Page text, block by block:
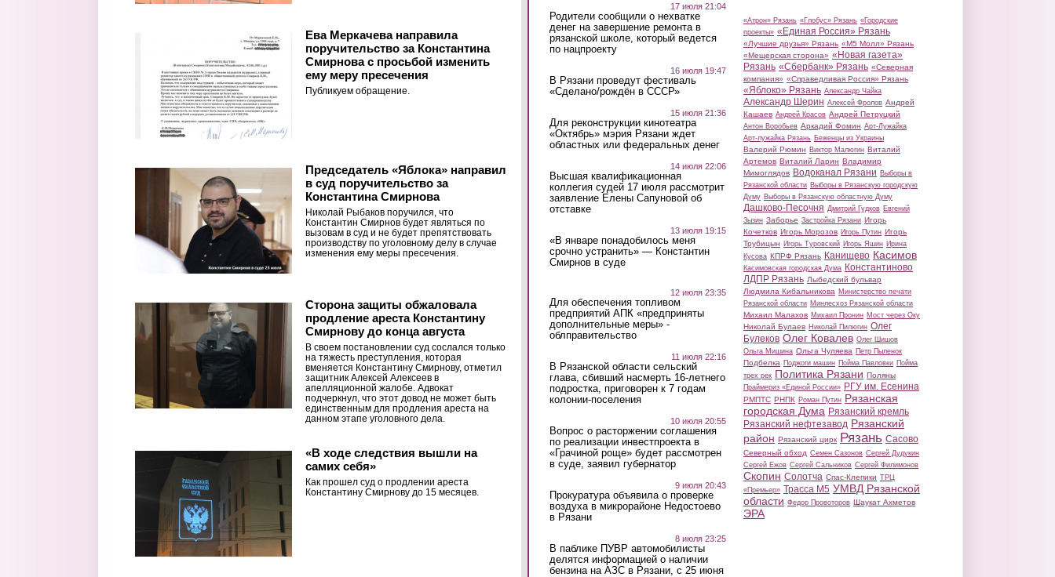
Ева Меркачева направила
поручительство за Константина
Смирнова с просьбой изменить
ему меру пресечения
Публикуем обращение.
Председатель «Яблока» направил
в суд поручительство за
Константина Смирнова
Николай Рыбаков поручился, что
Константин Смирнов будет являться по
вызовам в суд и не будет препятствовать
производству по уголовному делу в случае
изменения ему меры пресечения.
Сторона защиты обжаловала
продление ареста Константину
Смирнову до конца августа
В своем постановлении суд сослался только
на тяжесть преступления, которая
вменяется Константину Смирнову, отметил
защитник Алексей Алексеев в
апелляционной жалобе. Адвокат
подчеркнул, что этот довод не может быть
единственным для продления ареста на
данном этапе уголовного дела.
«В ходе следствия вышли на
самих себя»
Как прошел суд о продлении ареста
Константину Смирнову до 15 месяцев.
17 июля 21:04
Родители сообщили о нехватке
денег на завершение ремонта в
рязанской школе, который ведется
по нацпроекту
16 июля 19:47
В Рязани проведут фестиваль
«Сделано/рождён в СССР»
15 июля 21:36
Для реконструкции кинотеатра
«Октябрь» мэрия Рязани ждет
областных или федеральных денег
14 июля 22:06
Высшая квалификационная
коллегия судей 17 июля рассмотрит
заявление Елены Сапуновой об
отставке
13 июля 19:15
«В январе понадобилось меня
срочно устранить» — Константин
Смирнов в суде
12 июля 23:35
Для обеспечения топливом
предприятий АПК «предприняты
дополнительные меры» -
облправительство
11 июля 22:16
В Рязанской области сельский
глава, сбивший насмерть 16-летнего
подростка, приговорен к 7 годам
колонии-поселения
10 июля 20:55
Вопрос о расторжении соглашения
по реализации инвестпроекта в
«Грачиной роще» будет рассмотрен
в суде, заявил губернатор
9 июля 20:43
Прокуратура объявила о проверке
воздуха в микрорайоне Недостоево
в Рязани
8 июля 23:25
В паблике ПУВР автомобилисты
делятся информацией о наличии
бензина на АЗС в Рязани, с 25 июня
«Атрон» Рязань «Глобус» Рязань «Городские
проекты» «Единая Россия» Рязань
«Лучшие друзья» Рязань «М5 Молл» Рязань
«Мещерская сторона» «Новая газета»
Рязань «Сбербанк» Рязань «Северная
компания» «Справедливая Россия» Рязань
«Яблоко» Рязань Александр Чайка
Александр Шерин Алексей Фролов Андрей
Кашаев Андрей Красов Андрей Петруцкий
Антон Воробьев Аркадий Фомин Арт-Лужайка
Арт-лужайка Рязань Беженцы из Украины
Валерий Рюмин Виктор Малюгин Виталий
Артемов Виталий Ларин Владимир
Мимоглядов Водоканал Рязани Выборы в
Рязанской области Выборы в Рязанскую городскую
Думу Выборы в Рязанскую областную Думу
Дашково-Песочня Дмитрий Гудков Евгений
Зызин Заборье Застройка Рязани Игорь
Кочетков Игорь Морозов Игорь Путин Игорь
Трубицын Игорь Туровский Игорь Яшин Ирина
Кусова КПРФ Рязань Канищево Касимов
Касимовская городская Дума Константиново
ЛДПР Рязань Лыбедский бульвар
Людмила Кибальникова Министерство печати
Рязанской области Минлесхоз Рязанской области
Михаил Малахов Михаил Пронин Мост через Оку
Николай Булаев Николай Пилюгин Олег
Булеков Олег Ковалев Олег Шишов
Ольга Мишина Ольга Чуляева Петр Пыленок
Подбелка Поджоги машин Пойма Павловки Пойма
трех рек Политика Рязани Поляны
Праймериз «Единой России» РГУ им. Есенина
РМПТС РНПК Роман Путин Рязанская
городская Дума Рязанский кремль
Рязанский нефтезавод Рязанский
район Рязанский цирк Рязань Сасово
Северный обход Семен Сазонов Сергей Дудукин
Сергей Ежов Сергей Сальников Сергей Филимонов
Скопин Солотча Спас-Клепики ТРЦ
«Премьер» Трасса М5 УМВД Рязанской
области Федор Провоторов Шаукат Ахметов
ЭРА